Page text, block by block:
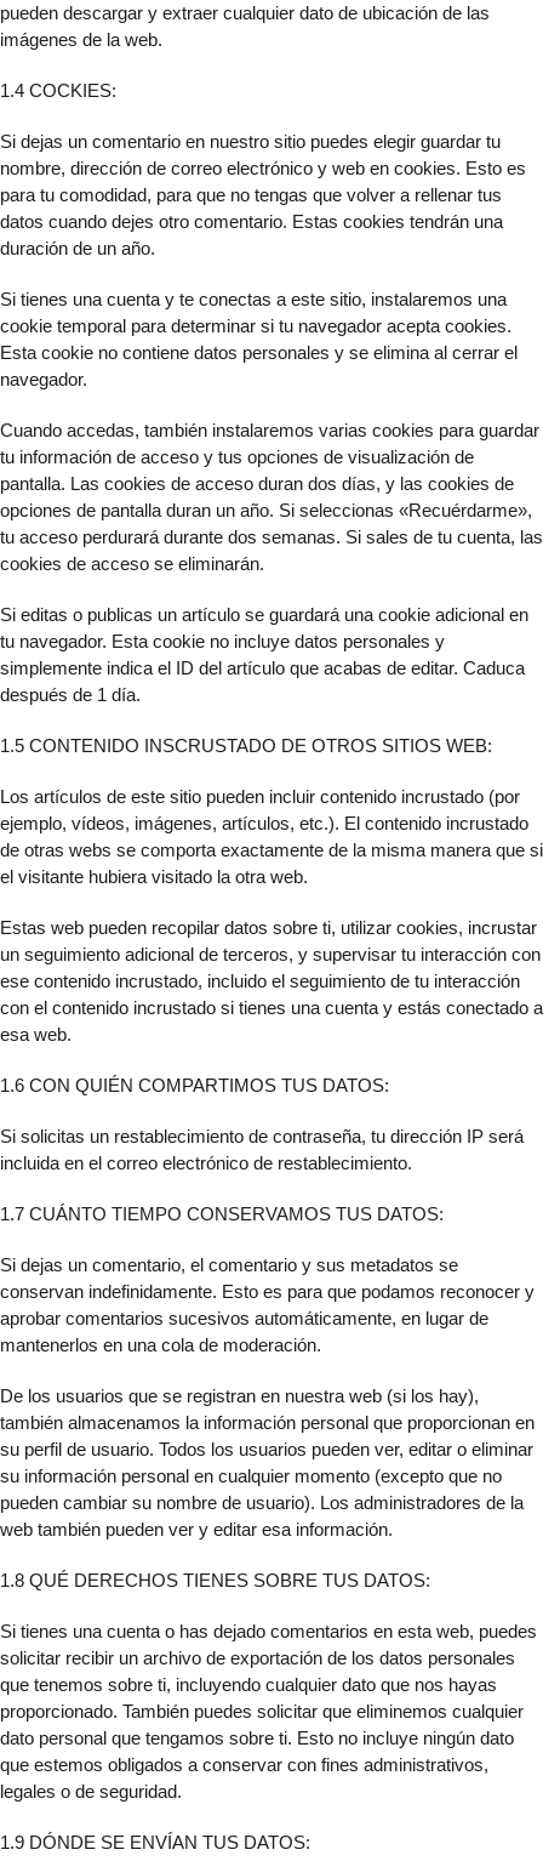
pueden descargar y extraer cualquier dato de ubicación de las
imágenes de la web.
1.4 COCKIES:
Si dejas un comentario en nuestro sitio puedes elegir guardar tu
nombre, dirección de correo electrónico y web en cookies. Esto es
para tu comodidad, para que no tengas que volver a rellenar tus
datos cuando dejes otro comentario. Estas cookies tendrán una
duración de un año.
Si tienes una cuenta y te conectas a este sitio, instalaremos una
cookie temporal para determinar si tu navegador acepta cookies.
Esta cookie no contiene datos personales y se elimina al cerrar el
navegador.
Cuando accedas, también instalaremos varias cookies para guardar
tu información de acceso y tus opciones de visualización de
pantalla. Las cookies de acceso duran dos días, y las cookies de
opciones de pantalla duran un año. Si seleccionas «Recuérdarme»,
tu acceso perdurará durante dos semanas. Si sales de tu cuenta, las
cookies de acceso se eliminarán.
Si editas o publicas un artículo se guardará una cookie adicional en
tu navegador. Esta cookie no incluye datos personales y
simplemente indica el ID del artículo que acabas de editar. Caduca
después de 1 día.
1.5 CONTENIDO INSCRUSTADO DE OTROS SITIOS WEB:
Los artículos de este sitio pueden incluir contenido incrustado (por
ejemplo, vídeos, imágenes, artículos, etc.). El contenido incrustado
de otras webs se comporta exactamente de la misma manera que si
el visitante hubiera visitado la otra web.
Estas web pueden recopilar datos sobre ti, utilizar cookies, incrustar
un seguimiento adicional de terceros, y supervisar tu interacción con
ese contenido incrustado, incluido el seguimiento de tu interacción
con el contenido incrustado si tienes una cuenta y estás conectado a
esa web.
1.6 CON QUIÉN COMPARTIMOS TUS DATOS:
Si solicitas un restablecimiento de contraseña, tu dirección IP será
incluida en el correo electrónico de restablecimiento.
1.7 CUÁNTO TIEMPO CONSERVAMOS TUS DATOS:
Si dejas un comentario, el comentario y sus metadatos se
conservan indefinidamente. Esto es para que podamos reconocer y
aprobar comentarios sucesivos automáticamente, en lugar de
mantenerlos en una cola de moderación.
De los usuarios que se registran en nuestra web (si los hay),
también almacenamos la información personal que proporcionan en
su perfil de usuario. Todos los usuarios pueden ver, editar o eliminar
su información personal en cualquier momento (excepto que no
pueden cambiar su nombre de usuario). Los administradores de la
web también pueden ver y editar esa información.
1.8 QUÉ DERECHOS TIENES SOBRE TUS DATOS:
Si tienes una cuenta o has dejado comentarios en esta web, puedes
solicitar recibir un archivo de exportación de los datos personales
que tenemos sobre ti, incluyendo cualquier dato que nos hayas
proporcionado. También puedes solicitar que eliminemos cualquier
dato personal que tengamos sobre ti. Esto no incluye ningún dato
que estemos obligados a conservar con fines administrativos,
legales o de seguridad.
1.9 DÓNDE SE ENVÍAN TUS DATOS: